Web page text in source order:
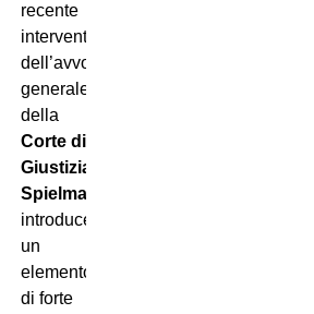
recente
intervento
dell’avvocato
generale
della
Corte di
Giustizia
Spielmann
introduce
un
elemento
di forte